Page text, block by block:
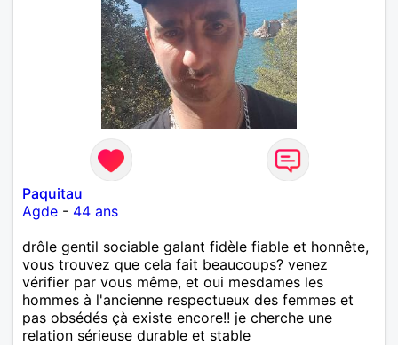
Paquitau
Agde - 44 ans
drôle gentil sociable galant fidèle fiable et honnête,
vous trouvez que cela fait beaucoups? venez
vérifier par vous même, et oui mesdames les
hommes à l'ancienne respectueux des femmes et
pas obsédés çà existe encore!! je cherche une
relation sérieuse durable et stable